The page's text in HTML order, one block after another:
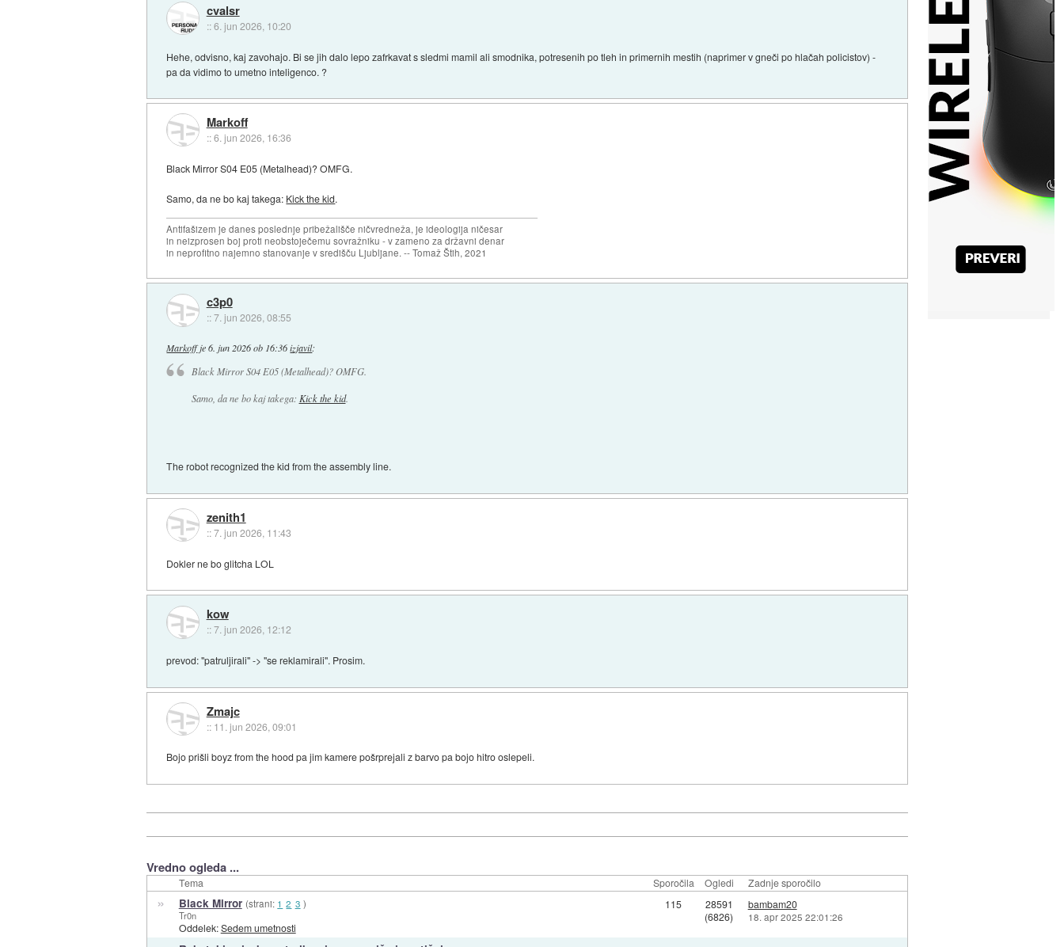
cvalsr
::6. jun 2026, 10:20
Hehe, odvisno, kaj zavohajo. Bi se jih dalo lepo zafrkavat s sledmi mamil ali smodnika, potresenih po tleh in primernih mestih (naprimer v gneči po hlačah policistov) -
pa da vidimo to umetno inteligenco. ?
Markoff
::6. jun 2026, 16:36
Black Mirror S04 E05 (Metalhead)? OMFG.
Samo, da ne bo kaj takega: Kick the kid.
Antifašizem je danes poslednje pribežališče ničvredneža, je ideologija ničesar
in neizprosen boj proti neobstoječemu sovražniku - v zameno za državni denar
in neprofitno najemno stanovanje v središču Ljubljane. -- Tomaž Štih, 2021
c3p0
::7. jun 2026, 08:55
Markoffje6. jun 2026 ob 16:36 izjavil:
Black Mirror S04 E05 (Metalhead)? OMFG.
Samo, da ne bo kaj takega: Kick the kid.
The robot recognized the kid from the assembly line.
zenith1
::7. jun 2026, 11:43
Dokler ne bo glitcha LOL
kow
::7. jun 2026, 12:12
prevod: "patruljirali" -> "se reklamirali". Prosim.
Zmajc
:: 11. jun 2026, 09:01
Bojo prišli boyz from the hood pa jim kamere pošrprejali z barvo pa bojo hitro oslepeli.
Vredno ogleda ...
Tema Sporočila Ogledi Zadnje sporočilo
» Black Mirror (strani: 1 2 3 )
Tr0n
Oddelek:Sedem umetnosti
115
28591
(6826)
bambam20
18. apr 2025 22:01:26